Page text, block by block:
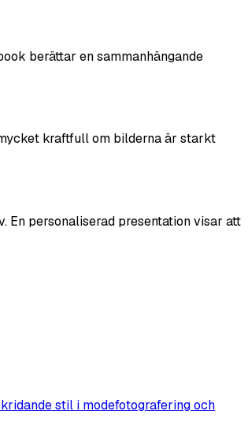
berättar en sammanhängande
kraftfull om bilderna är starkt
En personaliserad presentation visar att
stil i modefotografering och